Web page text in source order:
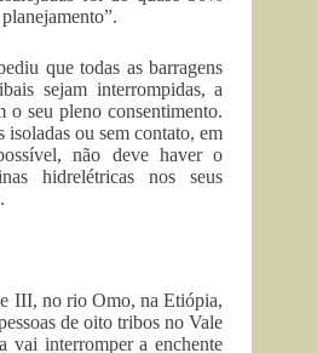
que todas as barragens
sejam interrompidas, a
o seu pleno consentimento.
isoladas ou sem contato, em
não deve haver o
hidrelétricas nos seus
III, no rio Omo, na Etiópia,
de oito tribos no Vale
vai interromper a enchente